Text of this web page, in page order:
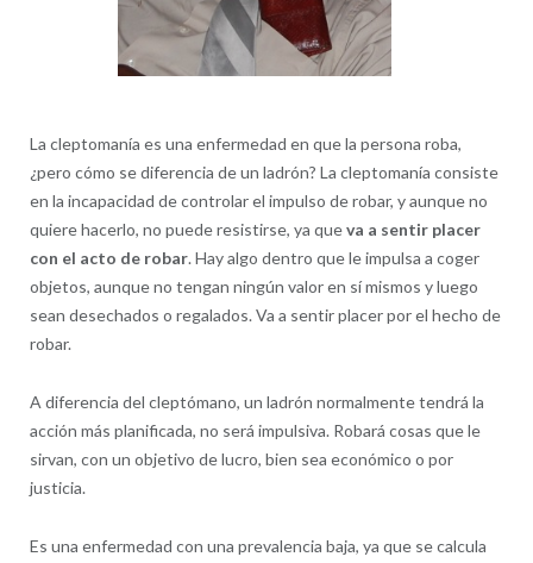
La cleptomanía es una enfermedad en que la persona roba,
¿pero cómo se diferencia de un ladrón? La cleptomanía consiste
en la incapacidad de controlar el impulso de robar, y aunque no
quiere hacerlo, no puede resistirse, ya queva a sentir placer
con el acto de robar. Hay algo dentro que le impulsa a coger
objetos, aunque no tengan ningún valor en sí mismos y luego
sean desechados o regalados. Va a sentir placer por el hecho de
robar.
A diferencia del cleptómano, un ladrón normalmente tendrá la
acción más planificada, no será impulsiva. Robará cosas que le
sirvan, con un objetivo de lucro, bien sea económico o por
justicia.
Es una enfermedad con una prevalencia baja, ya que se calcula